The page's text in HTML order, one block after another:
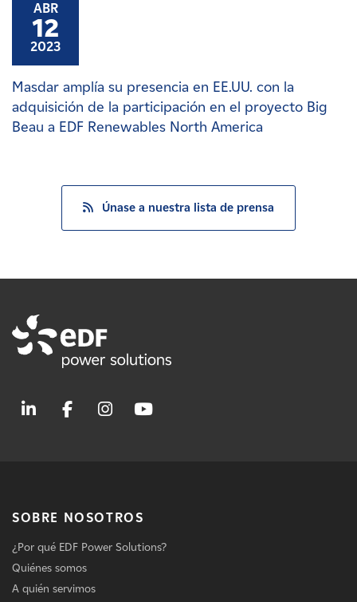
ABR
12
2023
Masdar amplía su presencia en EE.UU. con la
adquisición de la participación en el proyecto Big
Beau a EDF Renewables North America
Únase a nuestra lista de prensa
SOBRE NOSOTROS
¿Por qué EDF Power Solutions?
Quiénes somos
A quién servimos